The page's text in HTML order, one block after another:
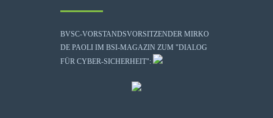
BVSC-VORSTANDSVORSITZENDER MIRKO
DE PAOLI IM BSI-MAGAZIN ZUM "DIALOG
FÜR CYBER-SICHERHEIT":